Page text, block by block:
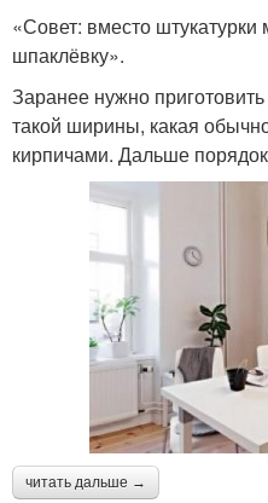
«Совет: вместо
шпаклёвку».
Заранее нужно приготовить
такой ширины, какая
кирпичами. Дальше
читать дальше →